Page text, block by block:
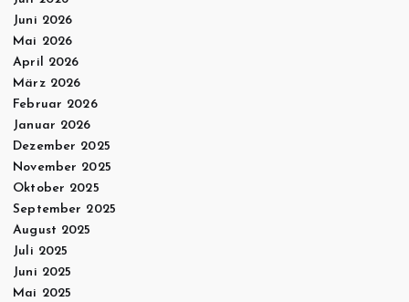
Juni 2026
Mai 2026
April 2026
März 2026
Februar 2026
Januar 2026
Dezember 2025
November 2025
Oktober 2025
September 2025
August 2025
Juli 2025
Juni 2025
Mai 2025